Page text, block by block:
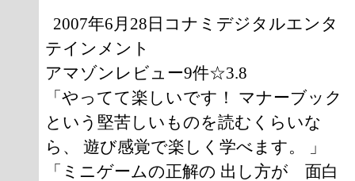
2007年6月28日コナミデジタルエンタ
テインメント
アマゾンレビュー9件☆3.8
「やってて楽しいです！ マナーブック
という堅苦しいものを読むくらいな
ら、 遊び感覚で楽しく学べます。 」
「ミニゲームの正解の 出し方が 面白